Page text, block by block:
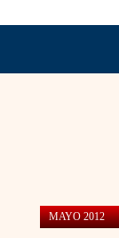
MAYO 2012